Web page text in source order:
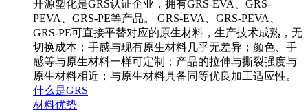
开源塑化是GRS认证企业，拥有GRS-EVA、GRS-
PEVA、GRS-PE等产品。 GRS-EVA、GRS-PEVA、
GRS-PE可直接平替对应的原生材料，生产技术成熟，无
切换成本；手感与现有原生材料几乎无差异；颜色、手
感等与原生材料一样可定制；产品的拉伸与撕裂强度与
原生材料相近；与原生材料具备同等优良加工适应性。
什么是GRS
材料优势